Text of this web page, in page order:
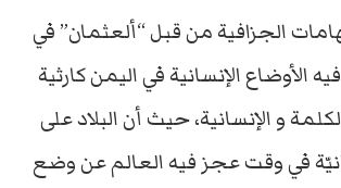
الجزافية من قبل “ألعثمان” في
الإنسانية في اليمن كارثية
و الإنسانية، حيث أن البلاد على
في وقت عجز فيه العالم عن وضع